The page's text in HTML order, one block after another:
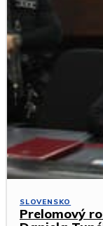
SLOVENSKO
Prelomový